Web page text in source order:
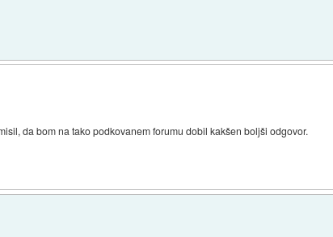
da bom na tako podkovanem forumu dobil kakšen boljši odgovor.